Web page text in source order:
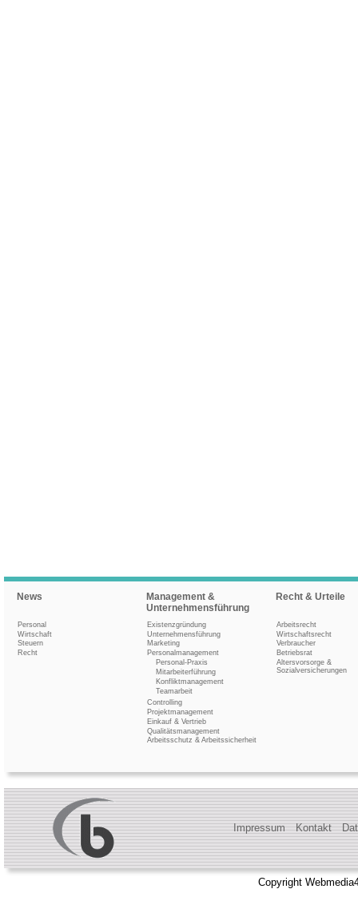
News
Personal
Wirtschaft
Steuern
Recht
Management &
Unternehmensführung
Existenzgründung
Unternehmensführung
Marketing
Personalmanagement
Personal-Praxis
Mitarbeiterführung
Konfliktmanagement
Teamarbeit
Controlling
Projektmanagement
Einkauf & Vertrieb
Qualitätsmanagement
Arbeitsschutz & Arbeitssicherheit
Recht & Urteile
Arbeitsrecht
Wirtschaftsrecht
Verbraucher
Betriebsrat
Altersvorsorge &
Sozialversicherungen
Impressum Kontakt
Copyright